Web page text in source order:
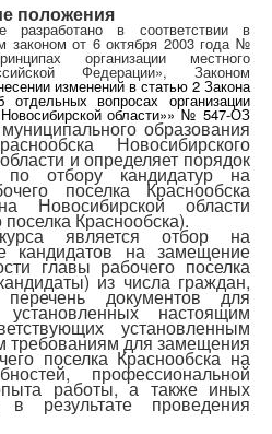
положения
разработано в соответствии в
законом от 6 октября 2003 года №
организации местного
Федерации», Законом
изменений в статью 2 Закона
отдельных вопросах организации
области»» № 547-ОЗ
образования
Новосибирского
и определяет порядок
по отбору кандидатур на
поселка Краснообска
Новосибирской области
Краснообска).
является отбор на
кандидатов на замещение
главы рабочего поселка
из числа граждан,
документов для
настоящим
установленным
для замещения
поселка Краснообска на
профессиональной
работы, а также иных
результате проведения